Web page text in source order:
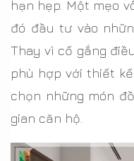
hạn hẹp. Một mẹo
đó đầu tư vào
Thay vì cố gắng
phù hợp với thiết
chọn những món
gian căn hộ.